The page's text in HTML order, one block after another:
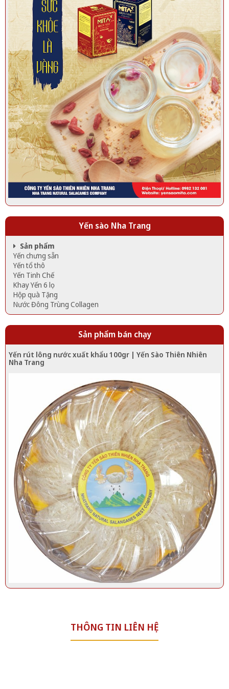
Yến sào Nha Trang
Sản phẩm
Yến chưng sẵn
Yến tổ thô
Yến Tinh Chế
Khay Yến 6 lọ
Hộp quà Tặng
Nước Đông Trùng Collagen
Sản phẩm bán chạy
Rút lông 100gr / 50gr | Yến Sào Thiên Nhiên Nha Trang
Yến rút lông nước xuất khẩu 100gr | Yến Sào Thiên Nhiên
Nha Trang
THÔNG TIN LIÊN HỆ